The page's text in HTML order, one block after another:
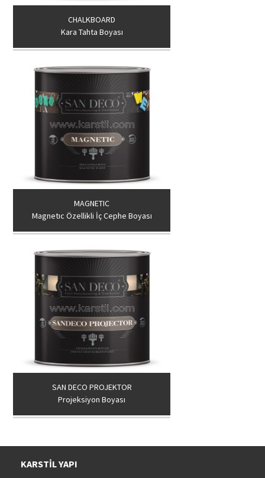
CHALKBOARD
Kara Tahta Boyası
MAGNETIC
Magnetıc Özellikli İç Cephe Boyası
SAN DECO PROJEKTOR
Projeksiyon Boyası
KARSTİL YAPI